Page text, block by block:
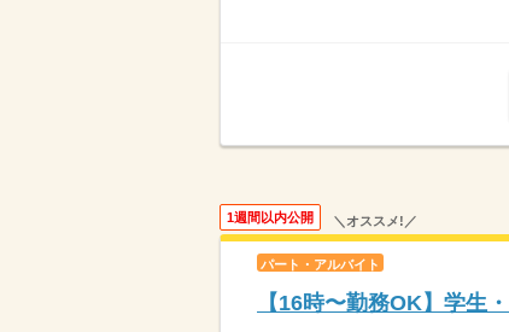
1週間以内公開 ＼オススメ!／
パート・アルバイト
【16時〜勤務OK】学生